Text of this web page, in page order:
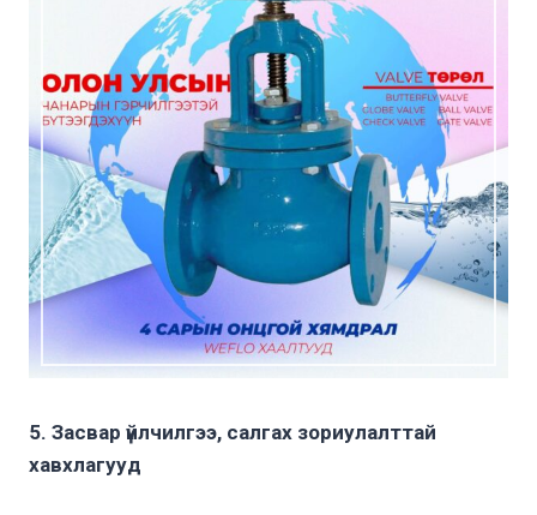
5. Засвар үйлчилгээ, салгах зориулалттай
хавхлагууд